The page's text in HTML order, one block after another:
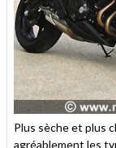
Plus sèche et plus
agréablement les